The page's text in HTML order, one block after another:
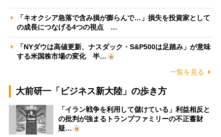
「キオクシア急落で含み損が膨らんで…」損失を投資家として
の成長につなげる4つの視点 …
「NYダウは高値更新、ナスダック・S&P500は足踏み」が意味
する米国株市場の変化 半…
一覧を見る
大前研一「ビジネス新大陸」の歩き方
「イラン戦争を利用して儲けている」利益相反と
の批判が強まるトランプファミリーの不正蓄財
疑…